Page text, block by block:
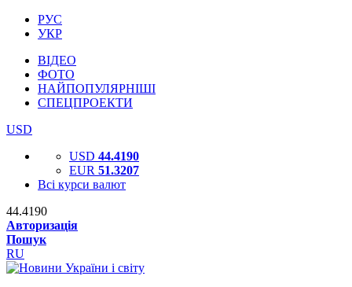
РУС
УКР
ВІДЕО
ФОТО
НАЙПОПУЛЯРНІШІ
СПЕЦПРОЕКТИ
USD
USD 44.4190
EUR 51.3207
Всі курси валют
44.4190
Авторизація
Пошук
RU